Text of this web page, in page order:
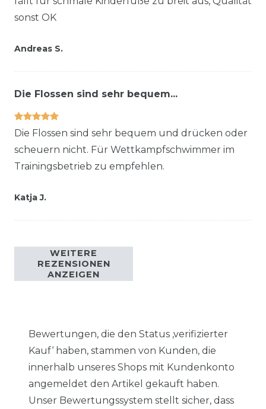
sonst OK
Andreas S.
Die Flossen sind sehr bequem...
Die Flossen sind sehr bequem und drücken oder
scheuern nicht. Für Wettkampfschwimmer im
Trainingsbetrieb zu empfehlen.
Katja J.
WEITERE
REZENSIONEN
ANZEIGEN
Bewertungen, die den Status ‚verifizierter
Kauf‘ haben, stammen von Kunden, die
innerhalb unseres Shops mit Kundenkonto
angemeldet den Artikel gekauft haben.
Unser Bewertungssystem stellt sicher, dass